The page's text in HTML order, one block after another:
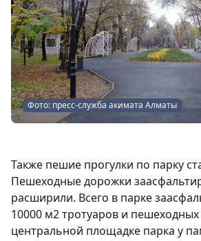
Фото: пресс-служба акимата Алматы
Также пешие прогулки по парку
Пешеходные дорожки
расширили. Всего в парке
10000 м2 тротуаров и
центральной площадке парка у